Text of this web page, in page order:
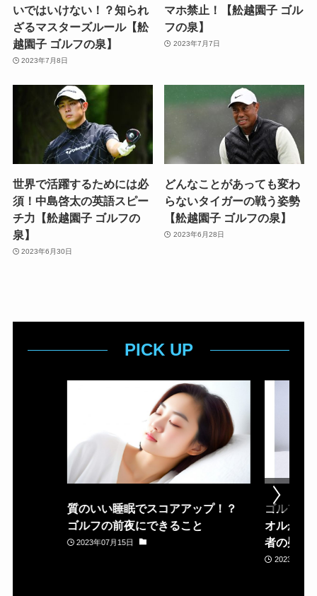
いではいけない！？知られ
ざるマスターズルール【舩
越園子 ゴルフの泉】
2023年7月8日
マホ禁止！【舩越園子 ゴル
フの泉】
2023年7月7日
世界で活躍するためには必
須！中島啓太の英語スピー
チ力【舩越園子 ゴルフの
泉】
2023年6月30日
どんなことがあっても変わ
らないタイガーの戦う姿勢
【舩越園子 ゴルフの泉】
2023年6月28日
PICK UP
質のいい睡眠でスコアアップ！？
ゴルフの前夜にできること
2023年07月15日
ゴルフ場
オルが置
者の疑問
2023年05月